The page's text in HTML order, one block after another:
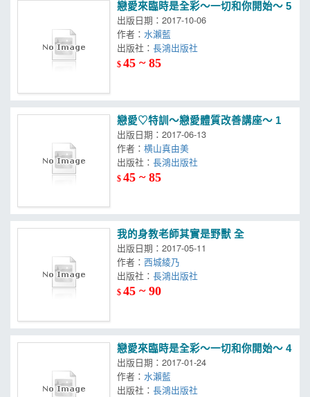
戀愛來臨時是全彩～一切和你開始～ 5
出版日期：2017-10-06
作者：水瀨藍
出版社：
$45 ~ 85
戀愛♡特訓～戀愛體質改善講座～ 1
出版日期：2017-06-13
作者：横山真由美
出版社：
$45 ~ 85
我的身教老師其實是野獸 全
出版日期：2017-05-11
作者：西城綾乃
出版社：
$45 ~ 90
戀愛來臨時是全彩～一切和你開始～ 4
出版日期：2017-01-24
作者： 水瀨藍
出版社：